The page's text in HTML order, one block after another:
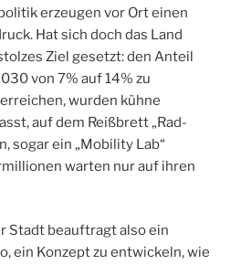
erzeugen vor Ort einen
Hat sich doch das Land
Ziel gesetzt: den Anteil
von 7% auf 14% zu
wurden kühne
auf dem Reißbrett „Rad-
sogar ein „Mobility Lab“
warten nur auf ihren
Stadt beauftragt also ein
ein Konzept zu entwickeln, wie